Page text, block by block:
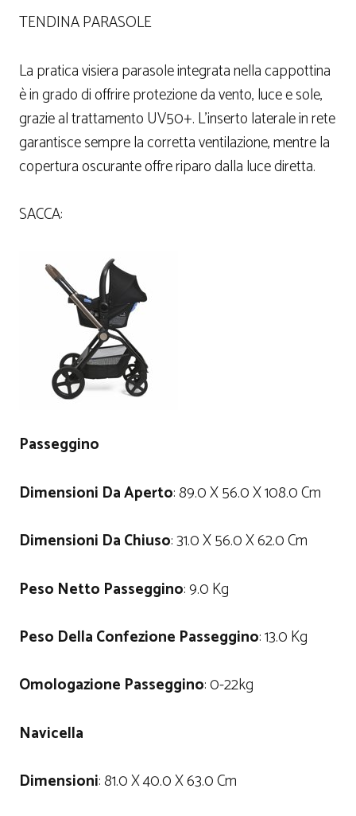
TENDINA PARASOLE
La pratica visiera parasole integrata nella cappottina
è in grado di offrire protezione da vento, luce e sole,
grazie al trattamento UV50+. L’inserto laterale in rete
garantisce sempre la corretta ventilazione, mentre la
copertura oscurante offre riparo dalla luce diretta.
SACCA:
Passeggino
Dimensioni Da Aperto: 89.0 X 56.0 X 108.0 Cm
Dimensioni Da Chiuso: 31.0 X 56.0 X 62.0 Cm
Peso Netto Passeggino: 9.0 Kg
Peso Della Confezione Passeggino: 13.0 Kg
Omologazione Passeggino: 0-22kg
Navicella
Dimensioni: 81.0 X 40.0 X 63.0 Cm